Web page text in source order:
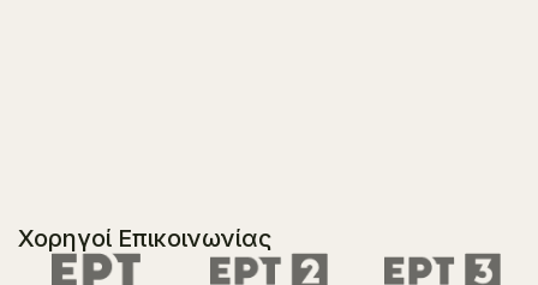
Χορηγοί Επικοινωνίας